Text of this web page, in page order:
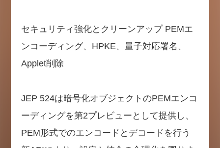
セキュリティ強化とクリーンアップ PEMエ
ンコーディング、HPKE、量子対応署名、
Applet削除
JEP 524は暗号化オブジェクトのPEMエンコ
ーディングを第2プレビューとして提供し、
PEM形式でのエンコードとデコードを行う